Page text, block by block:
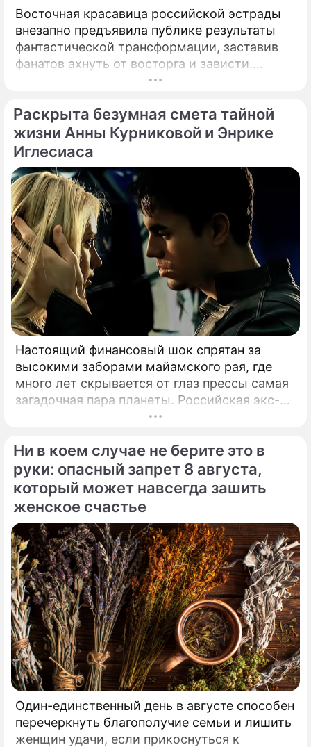
Восточная красавица российской эстрады
внезапно предъявила публике результаты
фантастической трансформации, заставив
фанатов ахнуть от восторга и зависти.
Знаменитая певица Жасмин всегда
формами, однако ее свежие снимки
спровоцировали настоящую бурю в Сети.
Раскрыта безумная смета тайной
жизни Анны Курниковой и Энрике
Иглесиаса
Настоящий финансовый шок спрятан за
высокими заборами майамского рая, где
много лет скрывается от глаз прессы самая
загадочная пара планеты. Российская экс-
теннисистка Анна Курникова и испанский
двадцати лет удерживают статус одной из
самых закрытых и непубличных пар
мирового шоу-бизнеса.
Ни в коем случае не берите это в
руки: опасный запрет 8 августа,
который может навсегда зашить
женское счастье
Один-единственный день в августе способен
перечеркнуть благополучие семьи и лишить
женщин удачи, если прикоснуться к